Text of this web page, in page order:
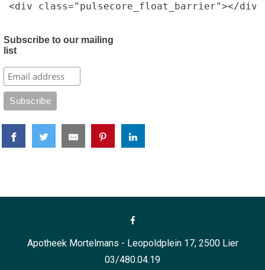
<div class="pulsecore_float_barrier"></div>
Subscribe to our mailing
list
Apotheek Mortelmans - Leopoldplein 17, 2500 Lier
03/480.04.19